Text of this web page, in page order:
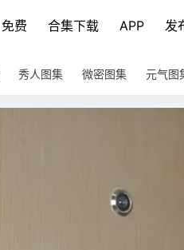
免费 合集下载 APP 发
秀人图集 微密图集 元气图